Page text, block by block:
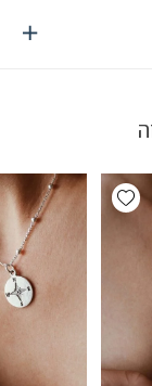
Add wishlist